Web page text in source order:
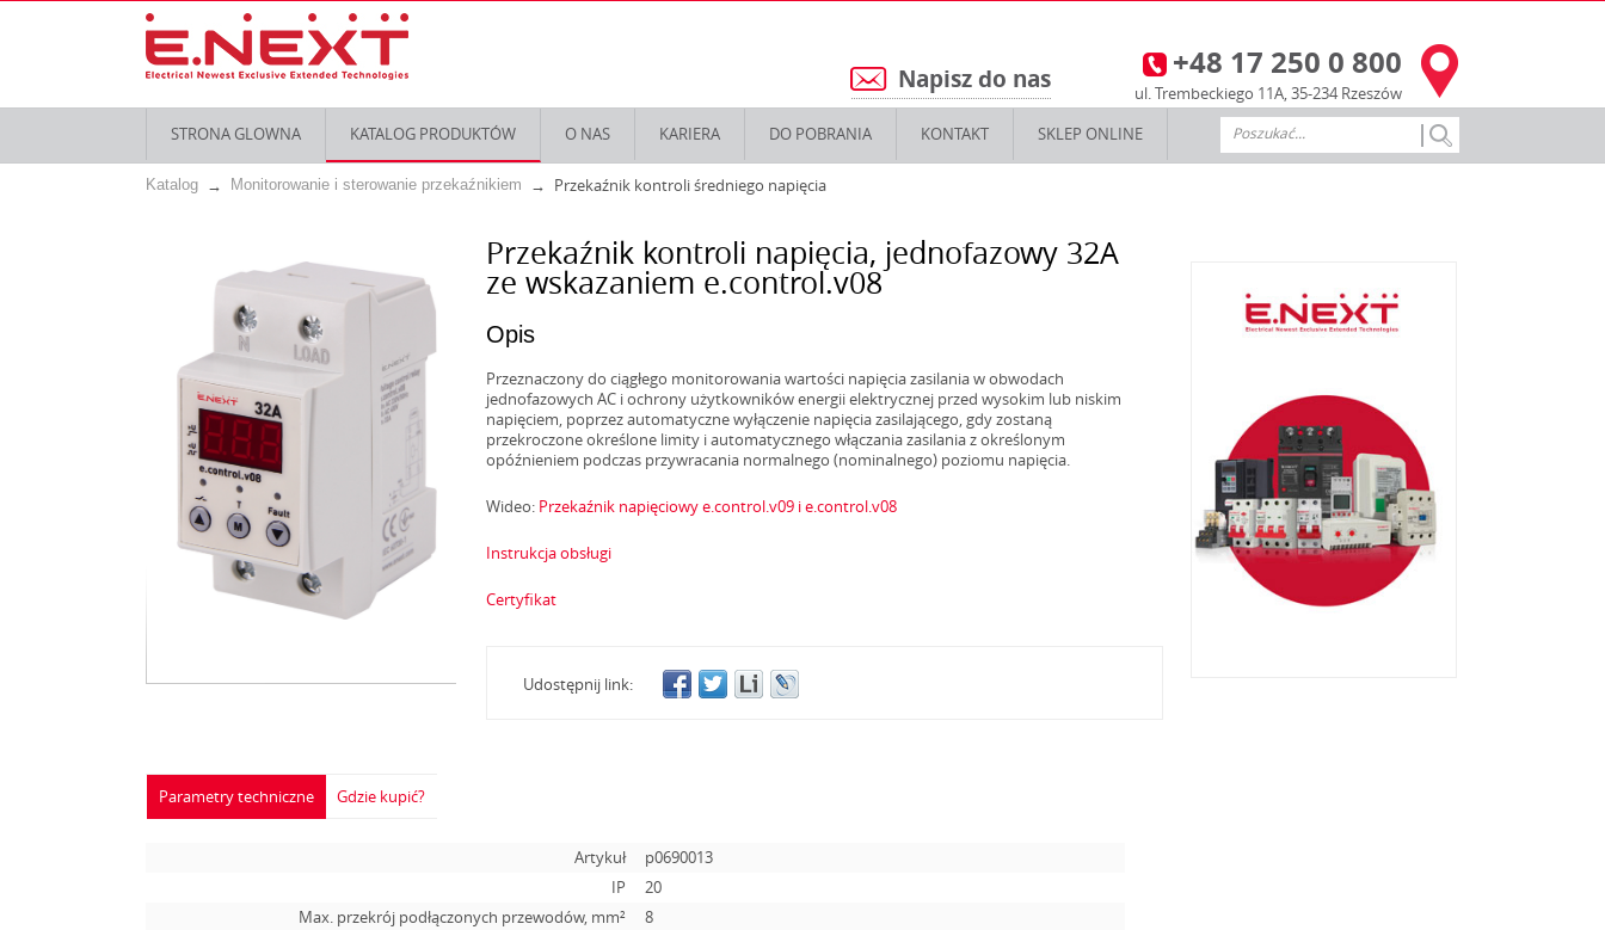
3 +48 17 250 0 800
ul. Trembeckiego 11A, 35-234 Rzeszów
5 Napisz do nas
STRONA GLOWNA KATALOG PRODUKTÓW O NAS KARIERA DO POBRANIA KONTAKT SKLEP ONLINE
Katalog Monitorowanie i sterowanie przekaźnikiem Przekaźnik kontroli średniego napięcia
Przekaźnik kontroli napięcia, jednofazowy 32A
ze wskazaniem e.control.v08
Opis
Przeznaczony do ciągłego monitorowania wartości napięcia zasilania w obwodach
jednofazowych AC i ochrony użytkowników energii elektrycznej przed wysokim lub niskim
napięciem, poprzez automatyczne wyłączenie napięcia zasilającego, gdy zostaną
przekroczone określone limity i automatycznego włączania zasilania z określonym
opóźnieniem podczas przywracania normalnego (nominalnego) poziomu napięcia.
Wideo: Przekaźnik napięciowy e.control.v09 i e.control.v08
Instrukcja obsługi
Certyfikat
Udostępnij link:
Parametry techniczne
Artykuł
p0690013
IP
20
Max. przekrój podłączonych przewodów, mm²
8
Gdzie kupić?